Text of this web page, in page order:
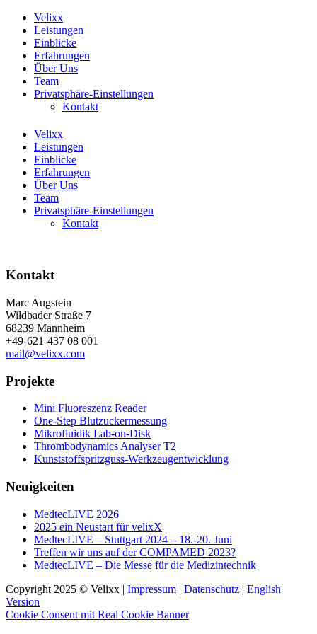
Velixx
Leistungen
Einblicke
Erfahrungen
Über Uns
Team
Privatsphäre-Einstellungen
Kontakt
Velixx
Leistungen
Einblicke
Erfahrungen
Über Uns
Team
Privatsphäre-Einstellungen
Kontakt
Kontakt
Marc Augstein
Wildbader Straße 7
68239 Mannheim
+49-621-437 08 001
mail@velixx.com
Projekte
Mini Fluoreszenz Reader
One-Step Blutzuckermessung
Mikrofluidik Lab-on-Disk
Thrombodynamics Analyser T2
Kunststoffspritzguss-Werkzeugentwicklung
Neuigkeiten
MedtecLIVE 2026
2025 ein Neustart für velixX
MedtecLIVE – Stuttgart 2024 – 18.-20. Juni
Treffen wir uns auf der COMPAMED 2023?
MedtecLIVE – Die Messe für die Medizintechnik
Copyright 2025 © Velixx | Impressum | Datenschutz | English
Version
Cookie Consent mit Real Cookie Banner